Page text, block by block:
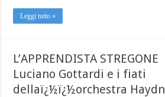
Leggi tutto »
L’APPRENDISTA STREGONE
Luciano Gottardi e i fiati
dellaï¿½ï¿½orchestra Haydn